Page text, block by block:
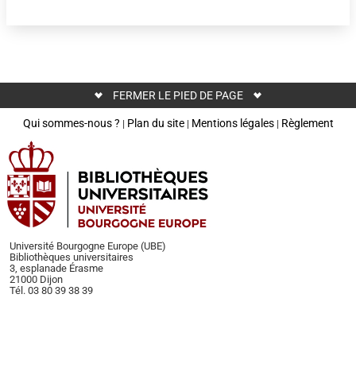
FERMER LE PIED DE PAGE
Qui sommes-nous ? | Plan du site| Mentions légales| Règlement
Université Bourgogne Europe (UBE)
Bibliothèques universitaires
3, esplanade Érasme
21000 Dijon
Tél. 03 80 39 38 39